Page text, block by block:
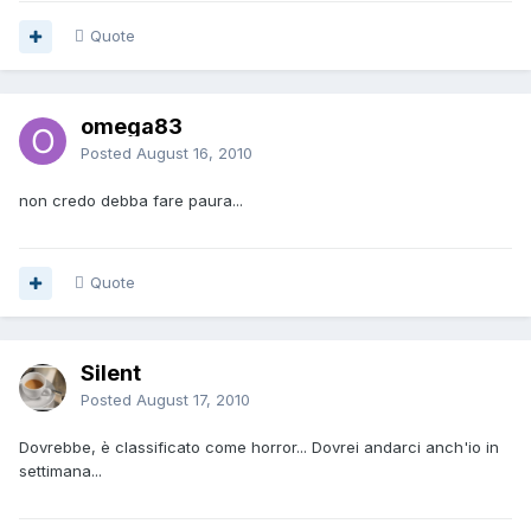
Quote
omega83
Posted August 16, 2010
non credo debba fare paura...
Quote
Silent
Posted August 17, 2010
Dovrebbe, è classificato come horror... Dovrei andarci anch'io in
settimana...